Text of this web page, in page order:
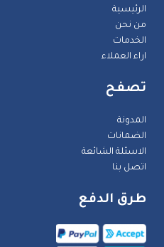
الرئيسية
من نحن
الخدمات
اراء العملاء
تصفح
المدونة
الضمانات
الاسئلة الشائعة
اتصل بنا
طرق الدفع